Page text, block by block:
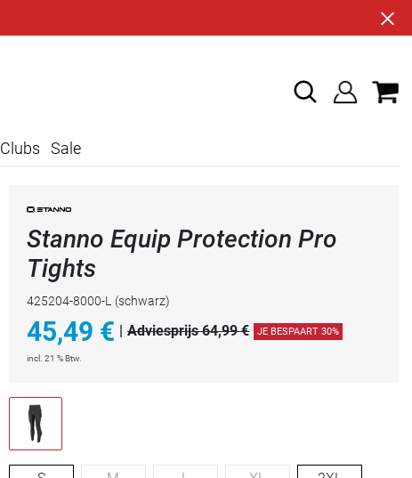
Clubs Sale
Stanno Equip Protection Pro
Tights
425204-8000-L (schwarz)
45,49 € Adviesprijs 64,99 € JE BESPAART 30%
incl. 21 % Btw.